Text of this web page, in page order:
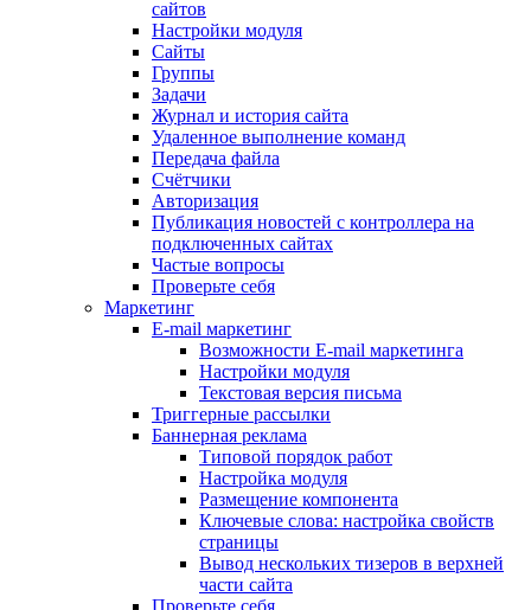
сайтов
Настройки модуля
Сайты
Группы
Задачи
Журнал и история сайта
Удаленное выполнение команд
Передача файла
Счётчики
Авторизация
Публикация новостей с контроллера на
подключенных сайтах
Частые вопросы
Проверьте себя
Маркетинг
E-mail маркетинг
Возможности E-mail маркетинга
Настройки модуля
Текстовая версия письма
Триггерные рассылки
Баннерная реклама
Типовой порядок работ
Настройка модуля
Размещение компонента
Ключевые слова: настройка свойств
страницы
Вывод нескольких тизеров в верхней
части сайта
Проверьте себя